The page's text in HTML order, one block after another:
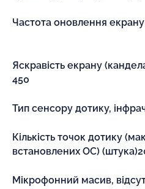
Частота оновлення
Яскравість екрану
450
Тип сенсору дотику,
Кількість точок дотику
встановлених ОС)
Мікрофонний масив,